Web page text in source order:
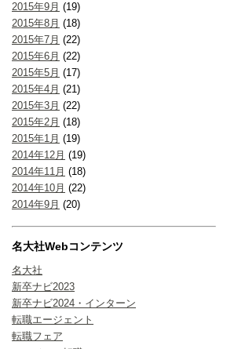
2015年9月 (19)
2015年8月 (18)
2015年7月 (22)
2015年6月 (22)
2015年5月 (17)
2015年4月 (21)
2015年3月 (22)
2015年2月 (18)
2015年1月 (19)
2014年12月 (19)
2014年11月 (18)
2014年10月 (22)
2014年9月 (20)
名大社Webコンテンツ
名大社
新卒ナビ2023
新卒ナビ2024・インターン
転職エージェント
転職フェア